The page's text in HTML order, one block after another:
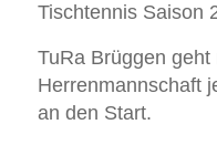
Tischtennis Saison
TuRa Brüggen
Herrenmannschaft
an den Start.